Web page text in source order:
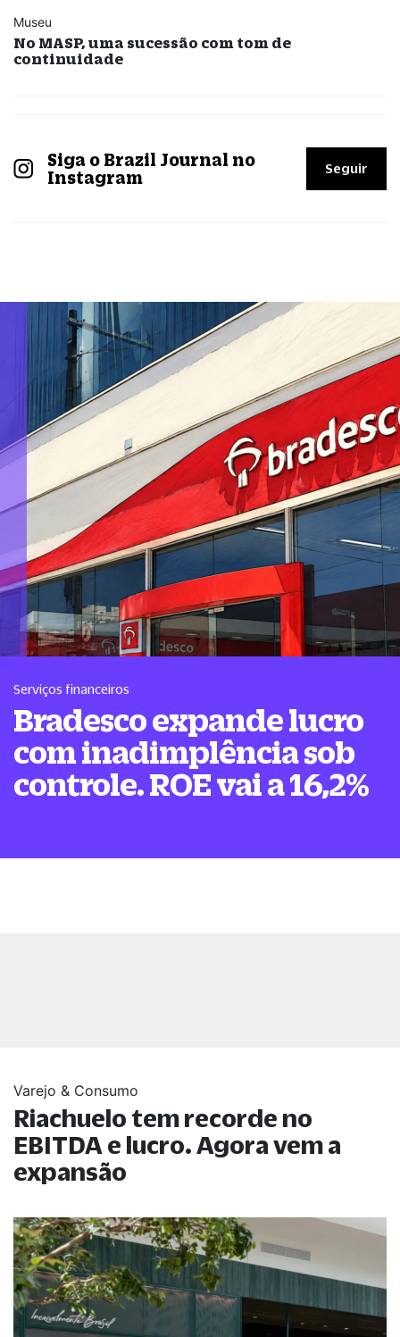
Museu
No MASP, uma sucessão com tom de
continuidade
Siga o Brazil Journal no
Instagram
Seguir
Serviços financeiros
Bradesco expande lucro
com inadimplência sob
controle. ROE vai a 16,2%
Varejo & Consumo
Riachuelo tem recorde no
EBITDA e lucro. Agora vem a
expansão